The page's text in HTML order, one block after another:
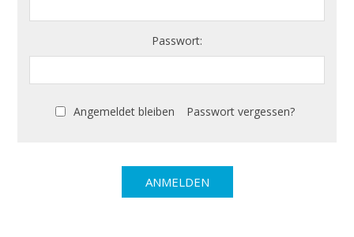
Passwort:
Angemeldet bleiben Passwort vergessen?